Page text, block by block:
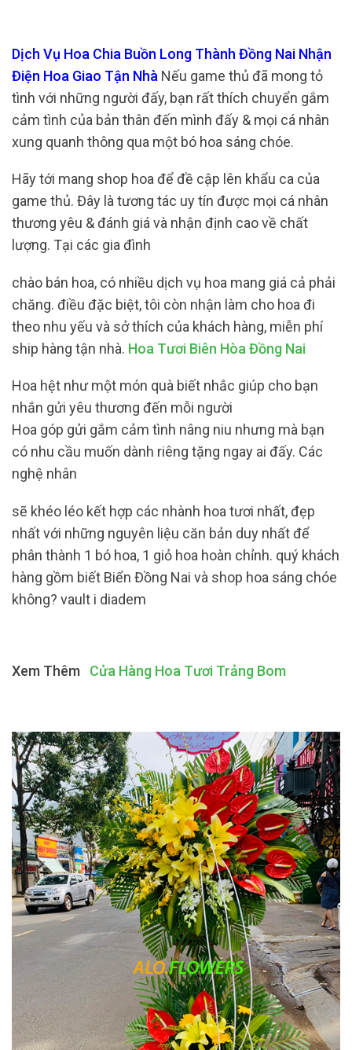
Dịch Vụ Hoa Chia Buồn Long Thành Đồng Nai Nhận
Điện Hoa Giao Tận Nhà Nếu game thủ đã mong tỏ
tình với những người đấy, bạn rất thích chuyển gắm
cảm tình của bản thân đến mình đấy & mọi cá nhân
xung quanh thông qua một bó hoa sáng chóe.
Hãy tới mang shop hoa để đề cập lên khẩu ca của
game thủ. Đây là tương tác uy tín được mọi cá nhân
thương yêu & đánh giá và nhận định cao về chất
lượng. Tại các gia đình
chào bán hoa, có nhiều dịch vụ hoa mang giá cả phải
chăng. điều đặc biệt, tôi còn nhận làm cho hoa đi
theo nhu yếu và sở thích của khách hàng, miễn phí
ship hàng tận nhà. Hoa Tươi Biên Hòa Đồng Nai
Hoa hệt như một món quà biết nhắc giúp cho bạn
nhắn gửi yêu thương đến mỗi người
Hoa góp gửi gắm cảm tình nâng niu nhưng mà bạn
có nhu cầu muốn dành riêng tặng ngay ai đấy. Các
nghệ nhân
sẽ khéo léo kết hợp các nhành hoa tươi nhất, đẹp
nhất với những nguyên liệu căn bản duy nhất để
phân thành 1 bó hoa, 1 giỏ hoa hoàn chỉnh. quý khách
hàng gồm biết Biển Đồng Nai và shop hoa sáng chóe
không? vault i diadem
Xem Thêm Cửa Hàng Hoa Tươi Trảng Bom